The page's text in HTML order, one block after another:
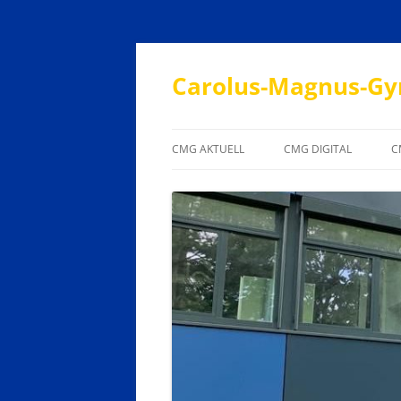
Carolus-Magnus-
CMG AKTUELL
UNTERRICHTSZEITEN
ANSPRECHPARTNER
LEHRERSPRECHSTUNDEN
CMG DIGITAL
EVALUATION